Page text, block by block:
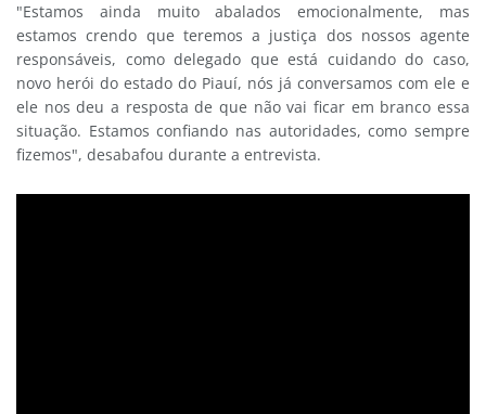
"Estamos ainda muito abalados emocionalmente, mas
estamos crendo que teremos a justiça dos nossos agente
responsáveis, como delegado que está cuidando do caso,
novo herói do estado do Piauí, nós já conversamos com ele e
ele nos deu a resposta de que não vai ficar em branco essa
situação. Estamos confiando nas autoridades, como sempre
fizemos", desabafou durante a entrevista.